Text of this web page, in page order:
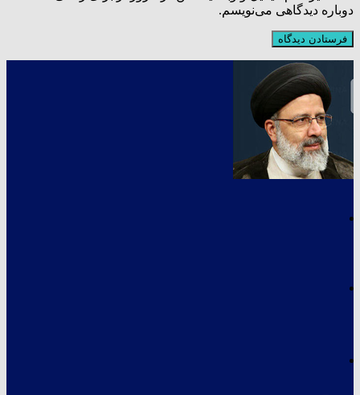
دوباره دیدگاهی می‌نویسم.